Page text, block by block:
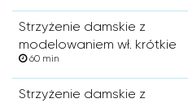
Strzyżenie damskie z
modelowaniem wł. krótkie
60 min
Strzyżenie damskie z